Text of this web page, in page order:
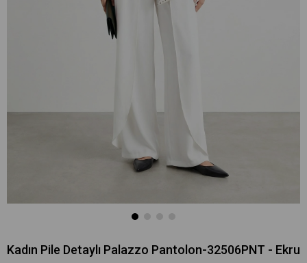
Kadın Pile Detaylı Palazzo Pantolon-32506PNT - Ekru